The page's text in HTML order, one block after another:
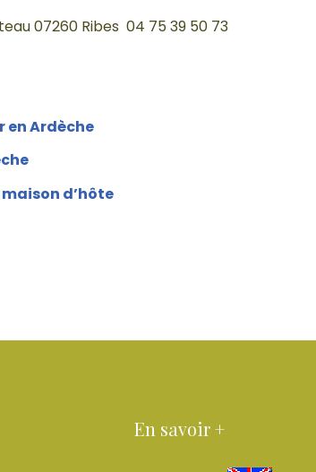
07260 Ribes 04 75 39 50 73
en Ardèche
d’hôte
En savoir +